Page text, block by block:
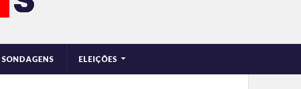
SONDAGENS ELEIÇÕES